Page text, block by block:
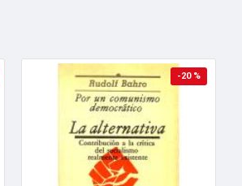
-20 %